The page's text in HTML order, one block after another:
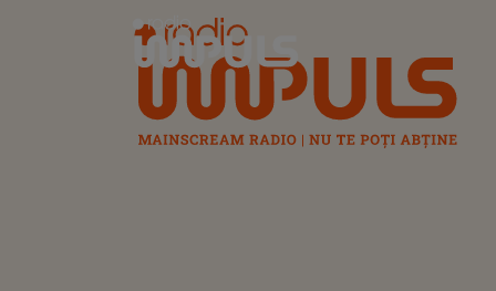
Radio Impuls